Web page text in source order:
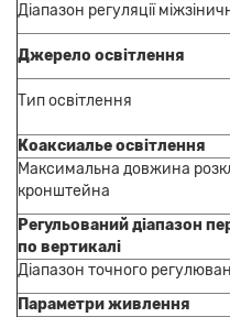
Діапазон регуляції
Джерело освітлення
Тип освітлення
Коаксиалье освітлення
Максимальна довжина
кронштейна
Регульований діапазон
по вертикалі
Діапазон точного
Параметри живлення